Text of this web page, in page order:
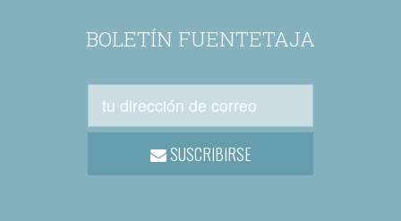
BOLETÍN FUENTETAJA
SUSCRIBIRSE